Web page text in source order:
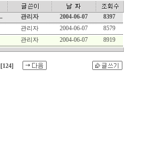
관리자 2004-06-07
8397
관리자 2004-06-07
8579
관리자 2004-06-07 8919
[124]